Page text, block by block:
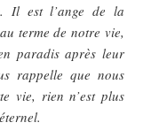
Il est l’ange de la
terme de notre vie,
paradis après leur
rappelle que nous
vie, rien n’est plus